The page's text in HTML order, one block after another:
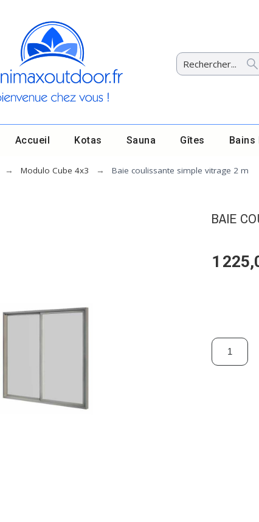
Accueil Kotas Sauna Gîtes
Modulo Cube 4x3 Baie coulissante simple vitrage 2 m
BAIE
1